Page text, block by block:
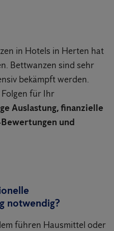
in Hotels in Herten hat
Bettwanzen sind sehr
bekämpft werden.
für Ihr
Auslastung, finanzielle
und
notwendig?
führen Hausmittel oder